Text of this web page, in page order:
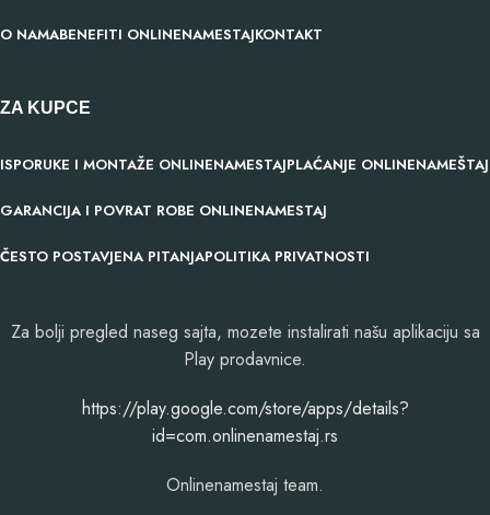
O NAMABENEFITI ONLINENAMESTAJKONTAKT
ZA KUPCE
ISPORUKE I MONTAŽE ONLINENAMESTAJPLAĆANJE ONLINENAMEŠTAJ
GARANCIJA I POVRAT ROBE ONLINENAMESTAJ
ČESTO POSTAVJENA PITANJAPOLITIKA PRIVATNOSTI
Za bolji pregled naseg sajta, mozete instalirati našu aplikaciju sa
Play prodavnice.
​https://play.google.com/store/apps/details?
id=com.onlinenamestaj.rs
Onlinenamestaj team.